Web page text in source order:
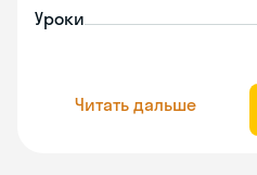
Уроки
Читать дальше